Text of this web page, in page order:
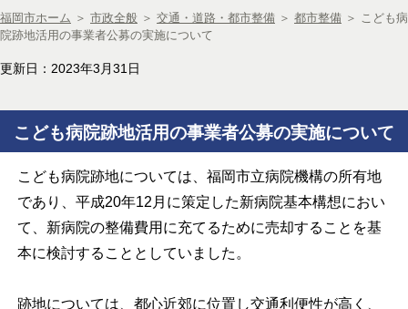
福岡市ホーム ＞ 市政全般 ＞ 交通・道路・都市整備 ＞ 都市整備 ＞ こども病
院跡地活用の事業者公募の実施について
更新日：2023年3月31日
こども病院跡地活用の事業者公募の実施について
こども病院跡地については、福岡市立病院機構の所有地
であり、平成20年12 月に策定した新病院基本構想におい
て、新病院の整備費用に充てるために売却することを基
本に検討することとしていました。
跡地については、都心近郊に位置し交通利便性が高く、